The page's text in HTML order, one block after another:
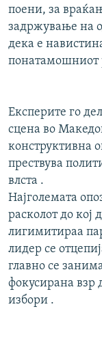
поени, за
задржување на
дека е
понатамошниот
Експерите го
сцена во
конструктивна
прествува
влста .
Најголемата
расколот до кој
лигимитираа
лидер се
главно се
фокусирана взр
избори .